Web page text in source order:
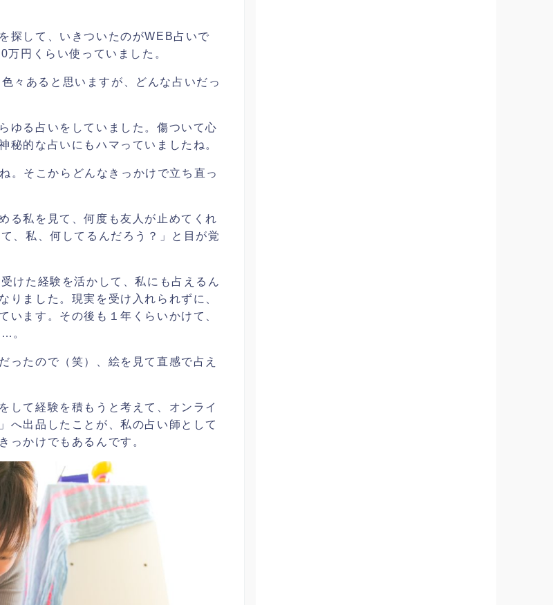
探して、いきついたのがWEB占いで
円くらい使っていました。
々あると思いますが、どんな占いだっ
ゆる占いをしていました。傷ついて心
秘的な占いにもハマっていましたね。
そこからどんなきっかけで立ち直っ
る私を見て、何度も友人が止めてくれ
、私、何してるんだろう？」と目が覚
けた経験を活かして、私にも占えるん
りました。現実を受け入れられずに、
います。その後も１年くらいかけて、
。
ったので（笑）、絵を見て直感で占え
して経験を積もうと考えて、オンライ
へ出品したことが、私の占い師として
っかけでもあるんです。